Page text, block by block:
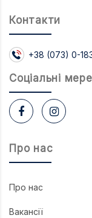
Про нас
Про нас
Вакансії
Контакти
+38 (073) 0-
Соцiальнi